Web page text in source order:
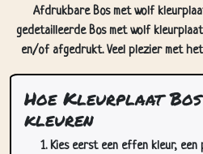
Afdrukbare Bos met wolf
gedetailleerde Bos met wolf
en/of afgedrukt. Veel plezier met
Hoe Kleurplaat
kleuren
Kies eerst een effen kleur,